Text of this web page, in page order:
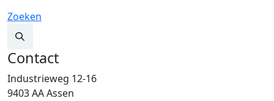
Zoeken
Contact
Industrieweg 12-16
9403 AA Assen